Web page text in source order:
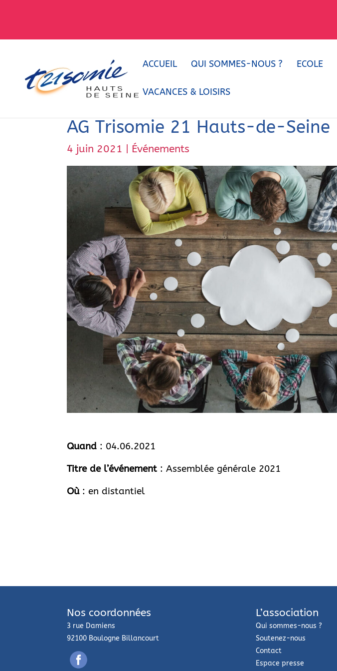
ACCUEIL QUI SOMMES-NOUS ? ECOLE
VACANCES & LOISIRS
AG Trisomie 21 Hauts-de-Seine
4 juin 2021 Événements
Quand : 04.06.2021
Titre de l’événement : Assemblée générale 2021
Où: en distantiel
Nos coordonnées
3 rue Damiens
92100 Boulogne Billancourt
L’association
Qui sommes-nous ?
Soutenez-nous
Contact
Espace presse